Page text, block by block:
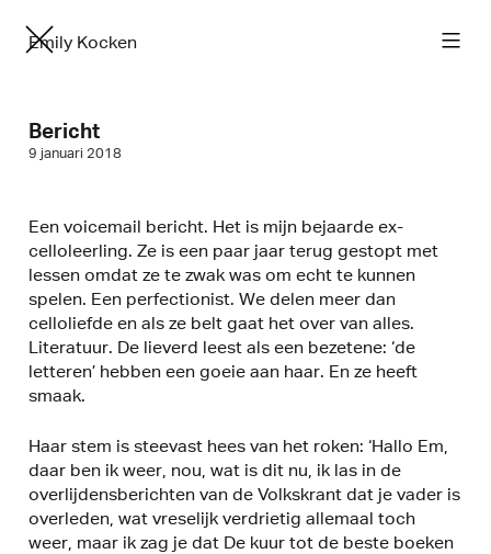
Emily Kocken
Bericht
9 januari 2018
Een voicemail bericht. Het is mijn bejaarde ex-
celloleerling. Ze is een paar jaar terug gestopt met
lessen omdat ze te zwak was om echt te kunnen
spelen. Een perfectionist. We delen meer dan
celloliefde en als ze belt gaat het over van alles.
Literatuur. De lieverd leest als een bezetene: ‘de
letteren’ hebben een goeie aan haar. En ze heeft
smaak.
Haar stem is steevast hees van het roken: ‘Hallo Em,
daar ben ik weer, nou, wat is dit nu, ik las in de
overlijdensberichten van de Volkskrant dat je vader is
overleden, wat vreselijk verdrietig allemaal toch
weer, maar ik zag je dat De kuur tot de beste boeken